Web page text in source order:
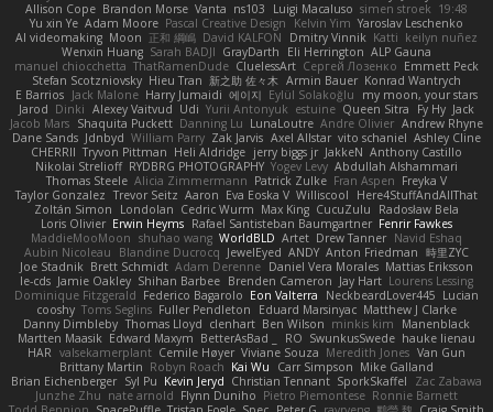
Allison Cope Brandon Morse Vanta ns103 Luigi Macaluso simen stroek 19:48
Yu xin Ye Adam Moore Pascal Creative Design Kelvin Yim Yaroslav Leschenko
AI videomaking Moon 正和 綱嶋 David KALFON Dmitry Vinnik Katti keilyn nuñez
Wenxin Huang Sarah BADJI GrayDarth Eli Herrington ALP Gauna
manuel chiocchetta ThatRamenDude CluelessArt Cергей Лозенко Emmett Peck
Stefan Scotzniovsky Hieu Tran 新之助 佐々木 Armin Bauer Konrad Wantrych
E Barrios Jack Malone Harry Jumaidi 에이지 Eylül Solakoğlu
my moon, your stars
Jarod Dinki Alexey Vaitvud Udi Yurii Antonyuk estuine Queen Sitra Fy Hy Jack
Jacob Mars Shaquita Puckett Danning Lu LunaLoutre Andre Olivier Andrew Rhyne
Dane Sands Jdnbyd William Parry Zak Jarvis Axel Allstar vito schaniel Ashley Cline
CHERRII Tryvon Pittman Heli Aldridge jerry biggs jr JakkeN Anthony Castillo
Nikolai Strelioff RYDBRG PHOTOGRAPHY Yogev Levy Abdullah Alshammari
Thomas Steele Alicia Zimmermann Patrick Zulke Fran Aspen Freyka V
Taylor Gonzalez Trevor Seitz Aaron Eva Eoska V Williscool
Here4StuffAndAllThat
Zoltán Simon
Londolan Cedric Wurm Max King CucuZulu
Radosław Bela
Loris Olivier Erwin Heyms Rafael Santisteban Baumgartner Fenrir Fawkes
MaddieMooMoon shuhao wang WorldBLD Artet Drew Tanner Navid Eshaq
Aubin Nicoleau
Blandine Ducrocq JewelEyed ANDY Anton Friedman 時里ZYC
Joe Stadnik Brett Schmidt Adam Derenne Daniel Vera Morales Mattias Eriksson
le-cds Jamie Oakley Shihan Barbee Brenden Cameron Jay Hart Lourens Lessing
Dominique Fitzgerald Federico Bagarolo Eon Valterra NeckbeardLover445 Lucian
cooshy Toms Seglins Fuller Pendleton Eduard Marsinyac Matthew J Clarke
Danny Dimbleby Thomas Lloyd clenhart Ben Wilson minkis kim
Manenblack
Martten Maasik Edward Maxym BetterAsBad _ RO SwunkusSwede hauke lienau
HAR valsekamerplant Cemile Høyer Viviane Souza Meredith Jones Van Gun
Brittany Martin Robyn Roach Kai Wu Carr Simpson Mike Galland
Brian Eichenberger Syl Pu Kevin Jeryd Christian Tennant SporkSkaffel
Zac Zabawa
Junzhe Zhu nate arnold Flynn Duniho Pietro Piemontese Ronnie Barnett